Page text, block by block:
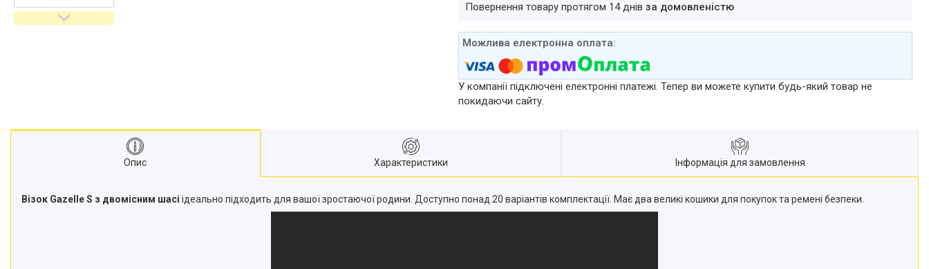
повернення товару протягом 14 днів за домовленістю
У компанії підключені електронні платежі. Тепер ви можете купити будь-який товар не
покидаючи сайту.
Опис Характеристики Інформація для замовлення
Візок Gazelle S з двомісним шасі ідеально підходить для вашої зростаючої родини. Доступно понад 20 варіантів комплектації. Має два великі кошики для покупок та ремені безпеки.